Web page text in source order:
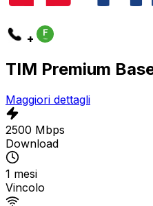
+
TIM Premium
Maggiori dettagli
2500 Mbps
Download
1 mesi
Vincolo